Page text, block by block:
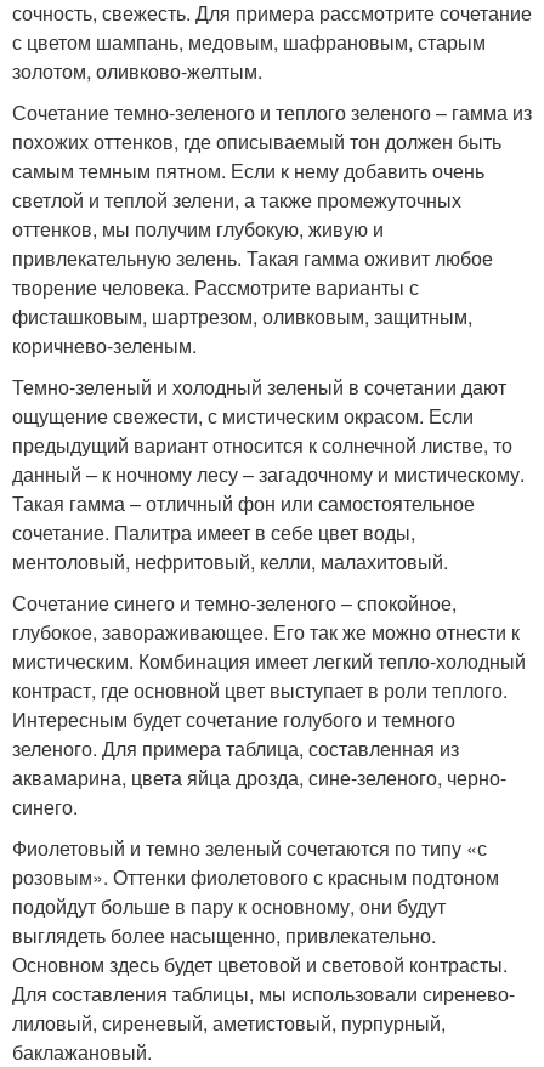
сочность, свежесть. Для примера рассмотрите сочетание
с цветом шампань, медовым, шафрановым, старым
золотом, оливково-желтым.
Сочетание темно-зеленого и теплого зеленого – гамма из
похожих оттенков, где описываемый тон должен быть
самым темным пятном. Если к нему добавить очень
светлой и теплой зелени, а также промежуточных
оттенков, мы получим глубокую, живую и
привлекательную зелень. Такая гамма оживит любое
творение человека. Рассмотрите варианты с
фисташковым, шартрезом, оливковым, защитным,
коричнево-зеленым.
Темно-зеленый и холодный зеленый в сочетании дают
ощущение свежести, с мистическим окрасом. Если
предыдущий вариант относится к солнечной листве, то
данный – к ночному лесу – загадочному и мистическому.
Такая гамма – отличный фон или самостоятельное
сочетание. Палитра имеет в себе цвет воды,
ментоловый, нефритовый, келли, малахитовый.
Сочетание синего и темно-зеленого – спокойное,
глубокое, завораживающее. Его так же можно отнести к
мистическим. Комбинация имеет легкий тепло-холодный
контраст, где основной цвет выступает в роли теплого.
Интересным будет сочетание голубого и темного
зеленого. Для примера таблица, составленная из
аквамарина, цвета яйца дрозда, сине-зеленого, черно-
синего.
Фиолетовый и темно зеленый сочетаются по типу «с
розовым». Оттенки фиолетового с красным подтоном
подойдут больше в пару к основному, они будут
выглядеть более насыщенно, привлекательно.
Основном здесь будет цветовой и световой контрасты.
Для составления таблицы, мы использовали сиренево-
лиловый, сиреневый, аметистовый, пурпурный,
баклажановый.